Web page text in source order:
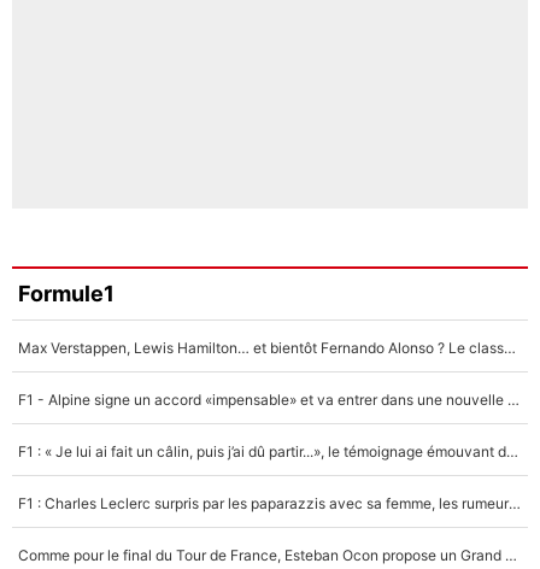
Formule1
Max Verstappen, Lewis Hamilton… et bientôt Fernando Alonso ? Le classement des pilotes les mieux payés en Formule 1 risque de changer !
F1 - Alpine signe un accord «impensable» et va entrer dans une nouvelle dimension : Grande nouvelle pour Pierre Gasly !
F1 : « Je lui ai fait un câlin, puis j’ai dû partir...», le témoignage émouvant de Max Verstappen sur sa fille
F1 : Charles Leclerc surpris par les paparazzis avec sa femme, les rumeurs étaient vraies !
Comme pour le final du Tour de France, Esteban Ocon propose un Grand Prix de Formule 1 à Paris : «Autour de l’Arc de Triomphe, ce serait génial» !